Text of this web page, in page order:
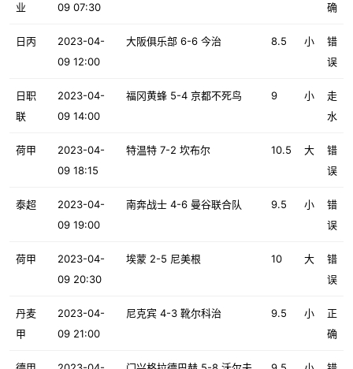
业
09 07:30
确
日丙
2023-04-
09 12:00
大阪俱乐部 6-6 今治 8.5 小
错
误
日职
联
2023-04-
09 14:00
福冈黄蜂 5-4 京都不死鸟 9 小
走
水
荷甲
2023-04-
09 18:15
特温特 7-2 坎布尔 10.5 大
错
误
泰超
2023-04-
09 19:00
南奔战士 4-6 曼谷联合队 9.5 小
错
误
荷甲
2023-04-
09 20:30
埃蒙 2-5 尼美根 10 大
错
误
丹麦
甲
2023-04-
09 21:00
尼克宾 4-3 靴尔科治 9.5 小
正
确